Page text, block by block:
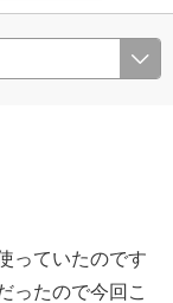
っていたのです
ったので今回こ